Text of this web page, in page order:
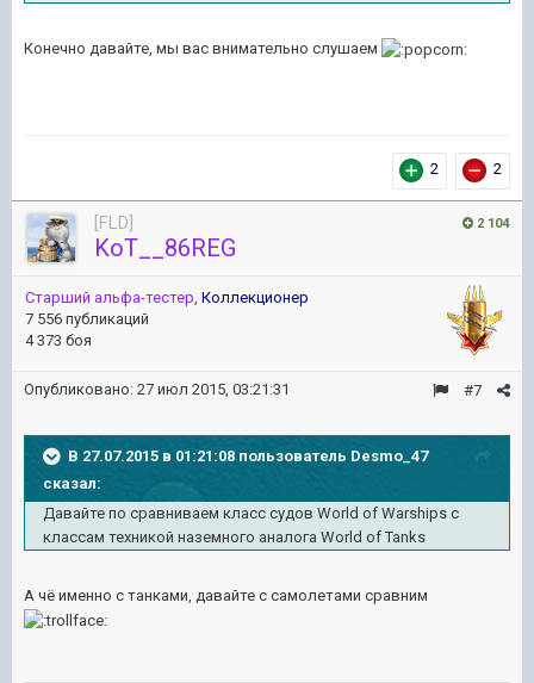
Конечно давайте, мы вас внимательно слушаем
2 2
2 104
[FLD]
KoT__86REG
Старший альфа-тестер, Коллекционер
7 556 публикаций
4 373 боя
#7
Опубликовано: 27 июл 2015, 03:21:31
В 27.07.2015 в 01:21:08 пользователь Desmo_47
сказал:
Давайте по сравниваем класс судов World of Warships с
классам техникой наземного аналога World of Tanks
А чё именно с танками, давайте с самолетами сравним